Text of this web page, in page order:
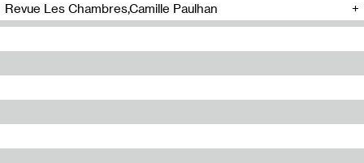
Revue Les Chambres,Camille Paulhan